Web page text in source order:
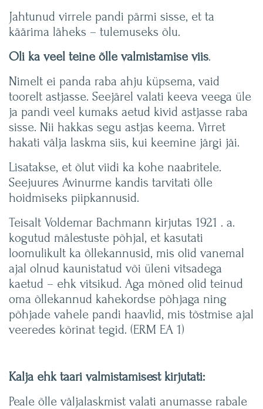
Jahtunud virrele pandi pärmi sisse, et ta
käärima läheks – tulemuseks õlu.
Oli ka veel teine õlle valmistamise viis.
Nimelt ei panda raba ahju küpsema, vaid
toorelt astjasse. Seejärel valati keeva veega üle
ja pandi veel kumaks aetud kivid astjasse raba
sisse. Nii hakkas segu astjas keema. Virret
hakati välja laskma siis, kui keemine järgi jäi.
Lisatakse, et õlut viidi ka kohe naabritele.
Seejuures Avinurme kandis tarvitati õlle
hoidmiseks piipkannusid.
Teisalt Voldemar Bachmann kirjutas 1921 . a.
kogutud mälestuste põhjal, et kasutati
loomulikult ka õllekannusid, mis olid vanemal
ajal olnud kaunistatud või üleni vitsadega
kaetud – ehk vitsikud. Aga mõned olid teinud
oma õllekannud kahekordse põhjaga ning
põhjade vahele pandi haavlid, mis tõstmise ajal
veeredes kõrinat tegid. (ERM EA 1)
Kalja ehk taari valmistamisest kirjutati:
Peale õlle väljalaskmist valati anumasse rabale